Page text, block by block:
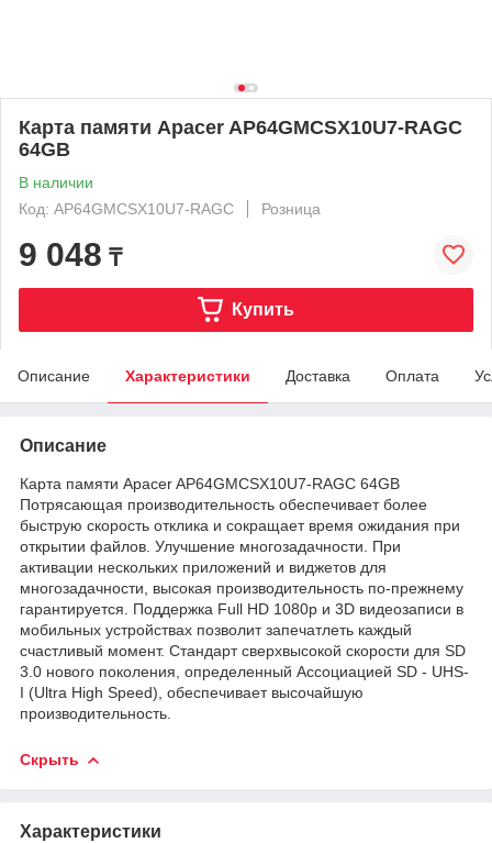
Карта памяти Apacer AP64GMCSX10U7-RAGC
64GB
В наличии
Код: AP64GMCSX10U7-RAGC
Розница
9 048 ₸
Купить
Описание Характеристики Доставка Оплата
Описание
Карта памяти Apacer AP64GMCSX10U7-RAGC 64GB
Потрясающая производительность обеспечивает более
быструю скорость отклика и сокращает время ожидания при
открытии файлов. Улучшение многозадачности. При
активации нескольких приложений и виджетов для
многозадачности, высокая производительность по-прежнему
гарантируется. Поддержка Full HD 1080p и 3D видеозаписи в
мобильных устройствах позволит запечатлеть каждый
счастливый момент. Стандарт сверхвысокой скорости для SD
3.0 нового поколения, определенный Ассоциацией SD - UHS-
I (Ultra High Speed), обеспечивает высочайшую
производительность.
Скрыть
Характеристики